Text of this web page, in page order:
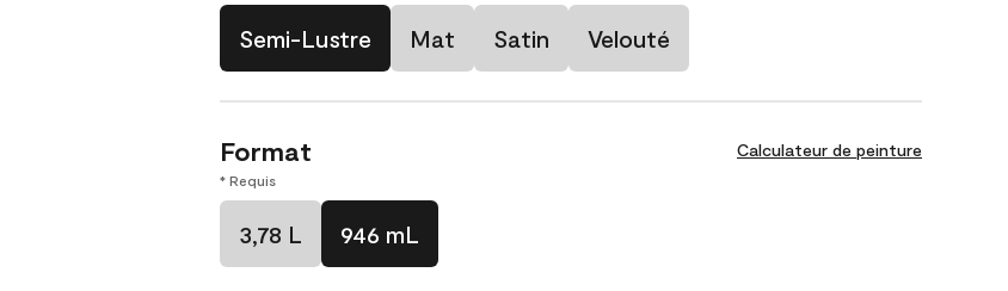
Semi-Lustre Mat Satin Velouté
Format Calculateur de peinture
* Requis
3,78 L 946 mL